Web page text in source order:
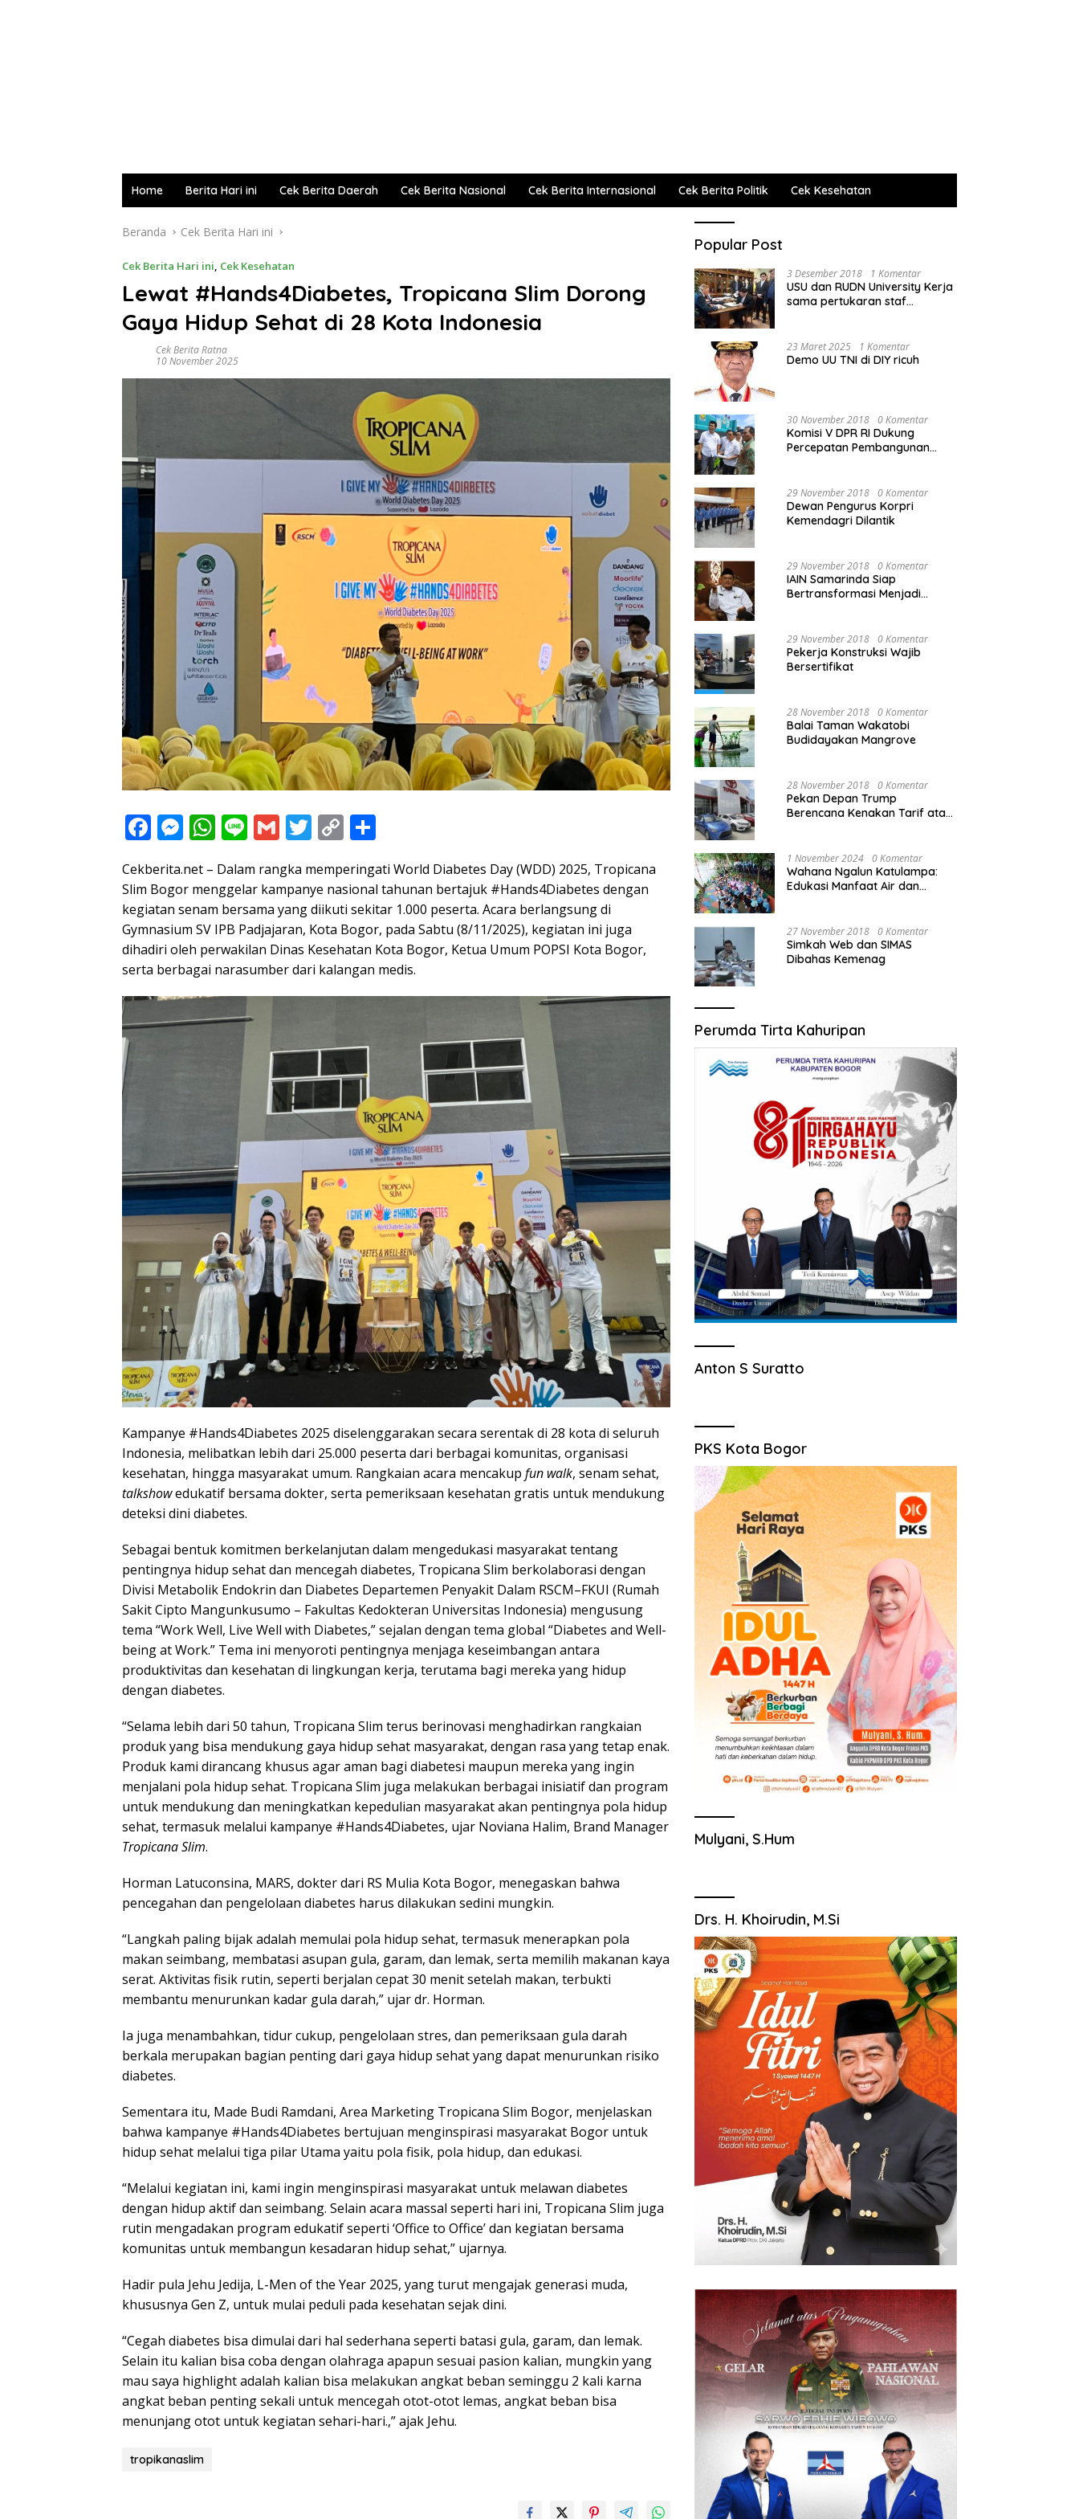
Home Berita Hari ini Cek Berita Daerah Cek Berita Nasional Cek Berita Internasional Cek Berita Politik Cek Kesehatan
Beranda Cek Berita Hari ini
Cek Berita Hari ini, Cek Kesehatan
Lewat #Hands4Diabetes, Tropicana Slim Dorong
Gaya Hidup Sehat di 28 Kota Indonesia
Cek Berita Ratna
10 November 2025
F
ac
e
b
o
o
k
M
e
ss
e
n
g
er
W
h
at
s
A
p
p
Li
n
e
G
m
ai
l
T
w
itt
er
C
o
p
y
Li
n
k
ar
e
Cekberita.net – Dalam rangka memperingati World Diabetes Day (WDD) 2025, Tropicana
Slim Bogor menggelar kampanye nasional tahunan bertajuk #Hands4Diabetes dengan
kegiatan senam bersama yang diikuti sekitar 1.000 peserta. Acara berlangsung di
Gymnasium SV IPB Padjajaran, Kota Bogor, pada Sabtu (8/11/2025), kegiatan ini juga
dihadiri oleh perwakilan Dinas Kesehatan Kota Bogor, Ketua Umum POPSI Kota Bogor,
serta berbagai narasumber dari kalangan medis.
Kampanye #Hands4Diabetes 2025 diselenggarakan secara serentak di 28 kota di seluruh
Indonesia, melibatkan lebih dari 25.000 peserta dari berbagai komunitas, organisasi
kesehatan, hingga masyarakat umum. Rangkaian acara mencakup fun walk, senam sehat,
talkshowedukatif bersama dokter, serta pemeriksaan kesehatan gratis untuk mendukung
deteksi dini diabetes.
Sebagai bentuk komitmen berkelanjutan dalam mengedukasi masyarakat tentang
pentingnya hidup sehat dan mencegah diabetes, Tropicana Slim berkolaborasi dengan
Divisi Metabolik Endokrin dan Diabetes Departemen Penyakit Dalam RSCM–FKUI (Rumah
Sakit Cipto Mangunkusumo – Fakultas Kedokteran Universitas Indonesia) mengusung
tema “Work Well, Live Well with Diabetes,” sejalan dengan tema global “Diabetes and Well-
being at Work.” Tema ini menyoroti pentingnya menjaga keseimbangan antara
produktivitas dan kesehatan di lingkungan kerja, terutama bagi mereka yang hidup
dengan diabetes.
“Selama lebih dari 50 tahun, Tropicana Slim terus berinovasi menghadirkan rangkaian
produk yang bisa mendukung gaya hidup sehat masyarakat, dengan rasa yang tetap enak.
Produk kami dirancang khusus agar aman bagi diabetesi maupun mereka yang ingin
menjalani pola hidup sehat. Tropicana Slim juga melakukan berbagai inisiatif dan program
untuk mendukung dan meningkatkan kepedulian masyarakat akan pentingnya pola hidup
sehat, termasuk melalui kampanye #Hands4Diabetes, ujar Noviana Halim, Brand Manager
Tropicana Slim.
Horman Latuconsina, MARS, dokter dari RS Mulia Kota Bogor, menegaskan bahwa
pencegahan dan pengelolaan diabetes harus dilakukan sedini mungkin.
“Langkah paling bijak adalah memulai pola hidup sehat, termasuk menerapkan pola
makan seimbang, membatasi asupan gula, garam, dan lemak, serta memilih makanan kaya
serat. Aktivitas fisik rutin, seperti berjalan cepat 30 menit setelah makan, terbukti
membantu menurunkan kadar gula darah,” ujar dr. Horman.
Ia juga menambahkan, tidur cukup, pengelolaan stres, dan pemeriksaan gula darah
berkala merupakan bagian penting dari gaya hidup sehat yang dapat menurunkan risiko
diabetes.
Sementara itu, Made Budi Ramdani, Area Marketing Tropicana Slim Bogor, menjelaskan
bahwa kampanye #Hands4Diabetes bertujuan menginspirasi masyarakat Bogor untuk
hidup sehat melalui tiga pilar Utama yaitu pola fisik, pola hidup, dan edukasi.
“Melalui kegiatan ini, kami ingin menginspirasi masyarakat untuk melawan diabetes
dengan hidup aktif dan seimbang. Selain acara massal seperti hari ini, Tropicana Slim juga
rutin mengadakan program edukatif seperti ‘Office to Office’ dan kegiatan bersama
komunitas untuk membangun kesadaran hidup sehat,” ujarnya.
Hadir pula Jehu Jedija, L-Men of the Year 2025, yang turut mengajak generasi muda,
khususnya Gen Z, untuk mulai peduli pada kesehatan sejak dini.
“Cegah diabetes bisa dimulai dari hal sederhana seperti batasi gula, garam, dan lemak.
Selain itu kalian bisa coba dengan olahraga apapun sesuai pasion kalian, mungkin yang
mau saya highlight adalah kalian bisa melakukan angkat beban seminggu 2 kali karna
angkat beban penting sekali untuk mencegah otot-otot lemas, angkat beban bisa
menunjang otot untuk kegiatan sehari-hari.,” ajak Jehu.
tropikanaslim
Popular Post
3 Desember 2018 1 Komentar
USU dan RUDN University Kerja
sama pertukaran staf
23 Maret 2025 1 Komentar
Demo UU TNI di DIY ricuh
30 November 2018 0 Komentar
Komisi V DPR RI Dukung
Percepatan Pembangunan
29 November 2018 0 Komentar
Dewan Pengurus Korpri
Kemendagri Dilantik
29 November 2018 0 Komentar
IAIN Samarinda Siap
Bertransformasi Menjadi
29 November 2018 0 Komentar
Pekerja Konstruksi Wajib
Bersertifikat
28 November 2018 0 Komentar
Balai Taman Wakatobi
Budidayakan Mangrove
28 November 2018 0 Komentar
Pekan Depan Trump
Berencana Kenakan Tarif atas
1 November 2024 0 Komentar
Wahana Ngalun Katulampa:
Edukasi Manfaat Air dan
27 November 2018 0 Komentar
Simkah Web dan SIMAS
Dibahas Kemenag
Perumda Tirta Kahuripan
Anton S Suratto
PKS Kota Bogor
Mulyani, S.Hum
Drs. H. Khoirudin, M.Si